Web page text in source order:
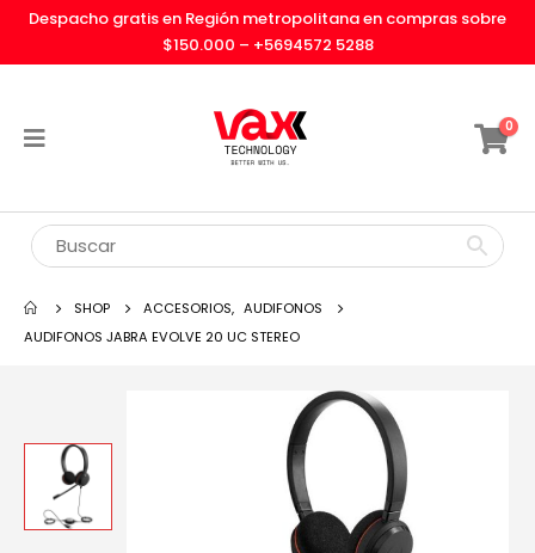
Despacho gratis en Región metropolitana en compras sobre
$150.000 – +5694572 5288
0
SHOP ACCESORIOS, AUDIFONOS
AUDIFONOS JABRA EVOLVE 20 UC STEREO